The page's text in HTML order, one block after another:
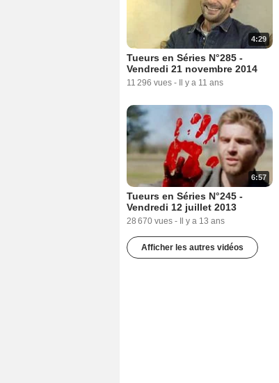
4:29
Tueurs en Séries N°285 -
Vendredi 21 novembre 2014
11 296 vues - Il y a 11 ans
6:57
Tueurs en Séries N°245 -
Vendredi 12 juillet 2013
28 670 vues - Il y a 13 ans
Afficher les autres vidéos